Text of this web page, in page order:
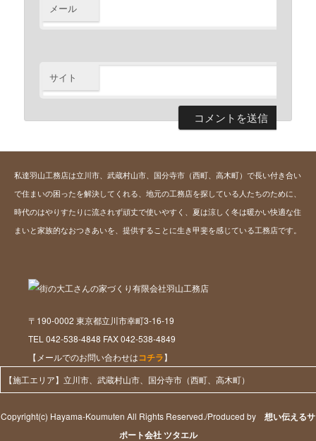
メール
サイト
私達羽山工務店は立川市、武蔵村山市、国分寺市（西町、高木町）で長い付き合い
で住まいの困ったを解決してくれる、地元の工務店を探している人たちのために、
時代のはやりすたりに流されず頑丈で使いやすく、夏は涼しく冬は暖かい快適な住
まいと家族的なおつきあいを、提供することに生き甲斐を感じている工務店です。
〒190-0002 東京都立川市幸町3-16-19
TEL 042-538-4848 FAX 042-538-4849
【メールでのお問い合わせはコチラ】
【施工エリア】立川市、武蔵村山市、国分寺市（西町、高木町）
Copyright(c) Hayama-Koumuten All Rights Reserved./Produced by 想い伝えるサ
ポート会社 ツタエル